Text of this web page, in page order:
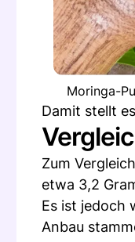
Moringa-
Damit stellt es
Zum
etwa 3,2
Es ist jedoch
Anbau